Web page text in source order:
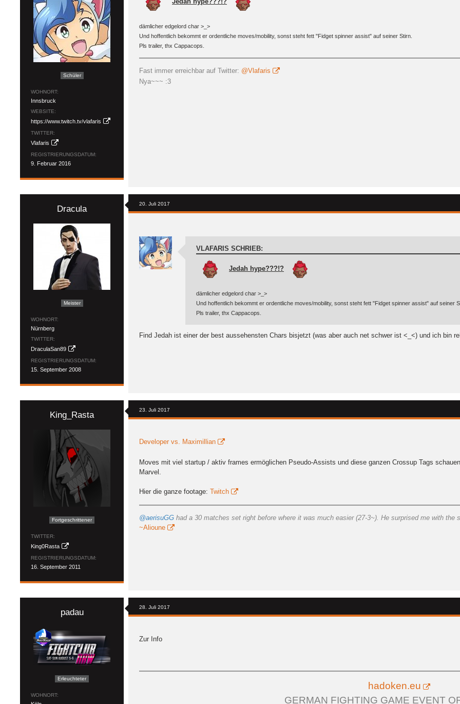
Schüler
WOHNORT
Innsbruck
WEBSITE
https://www.twitch.tv/vlafaris
TWITTER
Vlafaris
REGISTRIERUNGSDATUM
9. Februar 2016
dämlicher edgelord char >_>
Und hoffentlich bekommt er ordentliche moves/mobility, sonst steht fett "Fidget spinner assist" auf seiner Stirn.
Pls trailer, thx Cappacops.
Fast immer erreichbar auf Twitter: @Vlafaris
Nya~~~ :3
Dracula
Meister
WOHNORT
Nürnberg
TWITTER
DraculaSan89
REGISTRIERUNGSDATUM
15. September 2008
20. Juli 2017
VLAFARIS SCHRIEB:
Jedah hype???!?
dämlicher edgelord char >_>
Und hoffentlich bekommt er ordentliche moves/mobility, sonst steht fett "Fidget spinner assist" auf seiner
Pls trailer, thx Cappacops.
Find Jedah ist einer der best aussehensten Chars bisjetzt (was aber auch net schwer ist <_<) und ich bin
King_Rasta
Fortgeschrittener
TWITTER
King0Rasta
REGISTRIERUNGSDATUM
16. September 2011
23. Juli 2017
Developer vs. Maximillian
Moves mit viel startup / aktiv frames ermöglichen Pseudo-Assists und diese ganzen Crossup Tags
Marvel.
Hier die ganze footage: Twitch
@aerisuGG had a 30 matches set right before where it was much easier (27-3~). He surprised me with the
~Alioune
padau
Erleuchteter
WOHNORT
28. Juli 2017
Zur Info
hadoken.eu
GERMAN FIGHTING GAME EVENT